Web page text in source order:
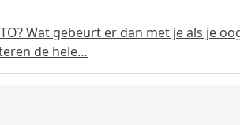
Wat gebeurt er dan met je als je
de hele…